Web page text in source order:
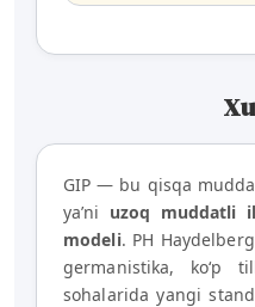
GIP — bu qisqa
ya’ni uzoq muddatli
modeli. PH
germanistika, ko‘p
sohalarida yangi